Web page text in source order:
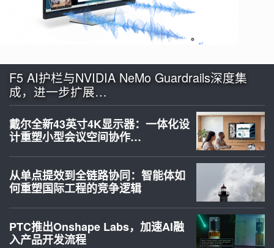
F5 AI护栏与NVIDIA NeMo Guardrails深度集
成，进一步扩展…
戴尔全新43英寸4K显示器：一体化设
计重塑小型会议空间协作…
从单点提效到全链路协同：智能体如
何重塑国际工程的竞争逻辑
PTC推出Onshape Labs，加速AI融
入产品开发流程